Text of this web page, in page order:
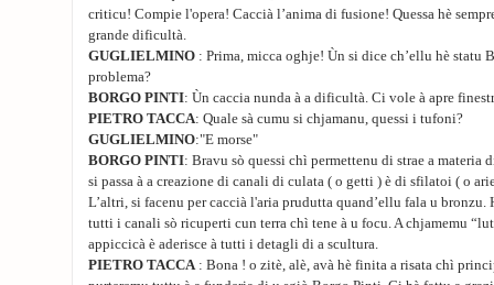
criticu! Compie l'opera! Caccià l’anima di fusione! Quessa hè
grande dificultà.
GUGLIELMINO : Prima, micca oghje! Ùn si dice ch’ellu hè statu
problema?
BORGO PINTI: Ùn caccia nunda à a dificultà. Ci vole à apre
PIETRO TACCA: Quale sà cumu si chjamanu, quessi i tufoni?
GUGLIELMINO:"E morse"
BORGO PINTI: Bravu sò quessi chì permettenu di strae a materia
si passa à a creazione di canali di culata ( o getti ) è di sfilatoi ( o
L’altri, si facenu per caccià l'aria prudutta quand’ellu fala u bronzu.
tutti i canali sò ricuperti cun terra chì tene à u focu. A chjamemu
appiccicà è aderisce à tutti i detagli di a scultura.
PIETRO TACCA : Bona ! o zitè, alè, avà hè finita a risata chì